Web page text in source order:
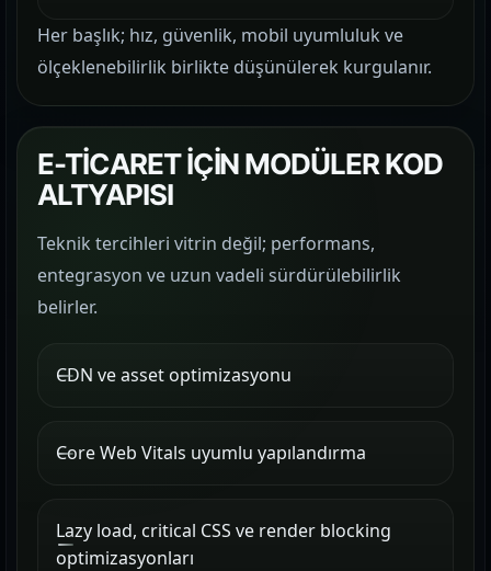
Her başlık; hız, güvenlik, mobil uyumluluk ve
ölçeklenebilirlik birlikte düşünülerek kurgulanır.
E-TİCARET İÇİN MODÜLER KOD
ALTYAPISI
Teknik tercihleri vitrin değil; performans,
entegrasyon ve uzun vadeli sürdürülebilirlik
belirler.
CDN ve asset optimizasyonu
Core Web Vitals uyumlu yapılandırma
Lazy load, critical CSS ve render blocking
optimizasyonları